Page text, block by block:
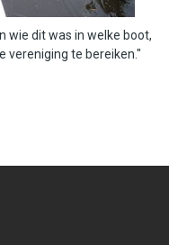
wie dit was in welke boot,
vereniging te bereiken."